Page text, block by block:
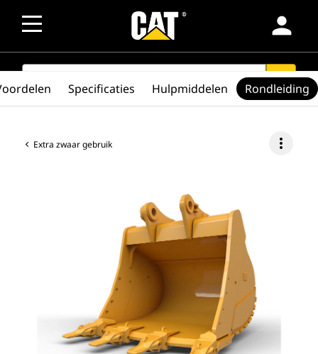
person
SEARCH search
Extra zwaar gebruik more_vert
Specificaties Hulpmiddelen Rondleiding